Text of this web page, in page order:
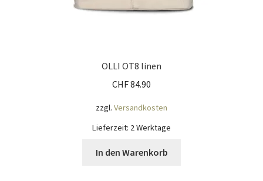
OLLI OT8 linen
CHF84.90
zzgl. Versandkosten
Lieferzeit: 2 Werktage
In den Warenkorb